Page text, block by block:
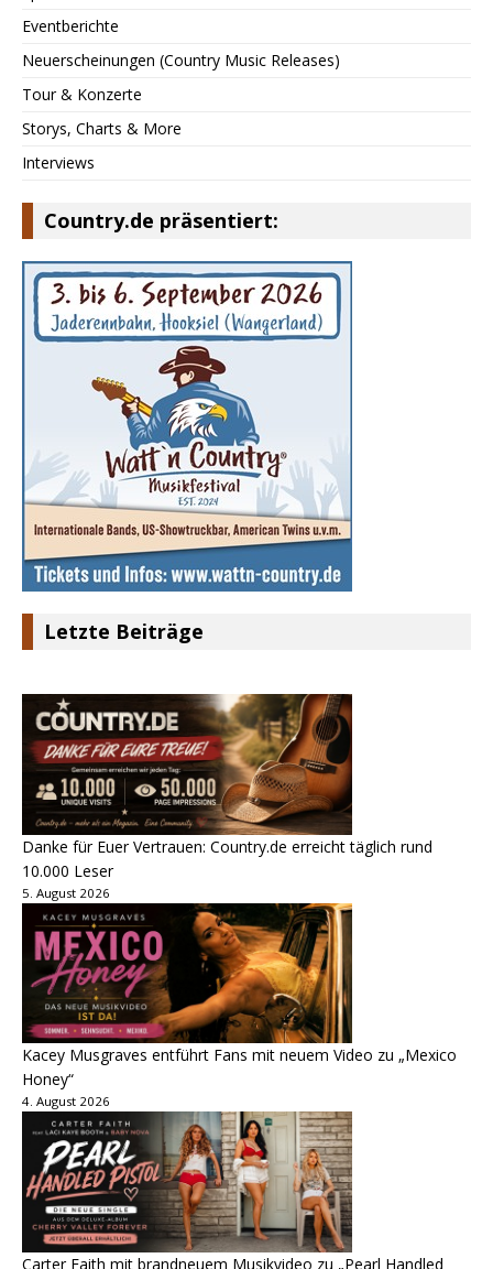
Eventberichte
Neuerscheinungen (Country Music Releases)
Tour & Konzerte
Storys, Charts & More
Interviews
Country.de präsentiert:
Letzte Beiträge
Danke für Euer Vertrauen: Country.de erreicht täglich rund
10.000 Leser
5. August 2026
Kacey Musgraves entführt Fans mit neuem Video zu „Mexico
Honey“
4. August 2026
Carter Faith mit brandneuem Musikvideo zu „Pearl Handled